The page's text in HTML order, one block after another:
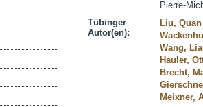
Pierre-
Tübinger
Autor(en):
Liu, Quan
Wang,
Hauler,
Brecht,
Meixner,